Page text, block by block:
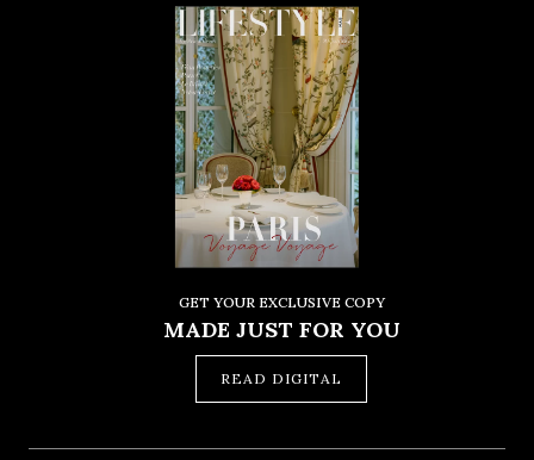
GET YOUR EXCLUSIVE COPY
MADE JUST FOR YOU
READ DIGITAL